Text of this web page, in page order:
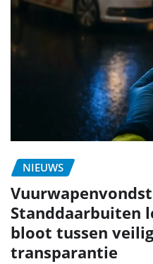
NIEUWS
Standdaarbuiten
bloot tussen
transparantie